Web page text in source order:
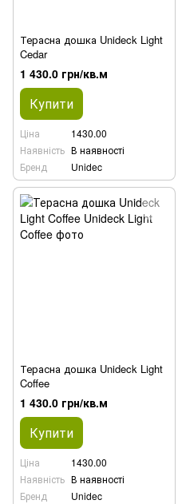
Терасна дошка Unideck Light
Cedar
1 430.0 грн/кв.м
Купити
Ціна
1430.00
Наявність В наявності
Бренд
Unidec
Терасна дошка Unideck Light
Coffee
1 430.0 грн/кв.м
Купити
Ціна
1430.00
Наявність В наявності
Бренд
Unidec